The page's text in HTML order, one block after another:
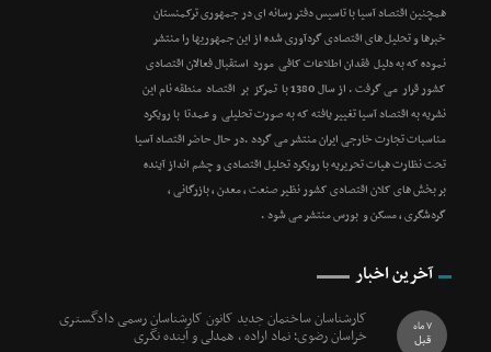
همچنین اقتصاد آسیا با تاسیس دفتر رسانه ای در جمهوری ترکمنستان
خبرها و تحلیل های اقتصادی گردآوری شده از این جمهوریها را منتشر
نموده که به دلیل فقدان اطلاعات کافی مورد استقبال فعالان اقتصادی
کشور قرار می گرفت . از سال 1380 با تمرکز بر اقتصاد منطقه نام این
نشریه به اقتصاد آسیا تغییر یافته که به صورت تحلیلی و عمدتا با رویکرد
مناسبات تجارت خارجی ایران منتشر می گردد .در حال حاضر اقتصاد آسیا
تحت نظارت هیات تحریریه با رویکرد تحلیل اقتصادی و چشم انداز آینده
بر بخش های کلان اقتصادی کشور نظیر صنعت ، معدن ، بازرگانی ،
گردشگری ، مسکن و بورس منتشر می شود .
آخرین اخبار
کارشناسان ساختمان جدید کانون کارشناسان رسمی دادگستری
خراسان رضوی؛ نماد اراده ، همدلی و آینده نگری 7 ماه
قبل